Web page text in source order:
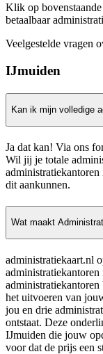
Klik op
betaalbaar
Veelgestelde vragen
IJmuiden
Kan ik mijn volledige
Ja dat kan! Via ons
Wil jij je totale
dit aankunnen.
Wat maakt
administratiekaart.nl
het uitvoeren van
jou en drie
ontstaat. Deze
IJmuiden die jouw
voor dat de prijs een